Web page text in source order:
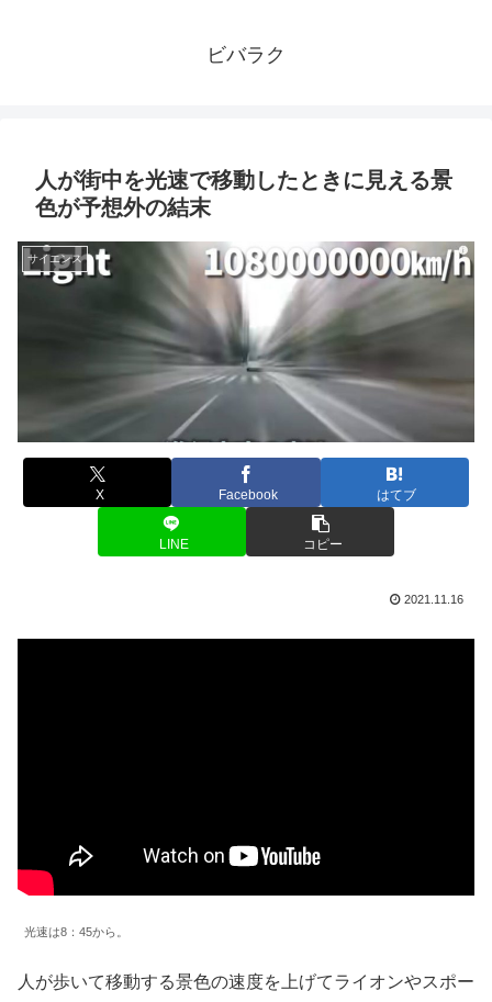
ビバラク
人が街中を光速で移動したときに見える景
色が予想外の結末
サイエンス
X Facebook はてブ
LINE コピー
2021.11.16
光速は8：45から。
人が歩いて移動する景色の速度を上げてライオンやスポー